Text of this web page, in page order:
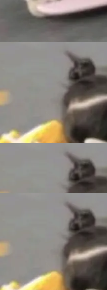
数据
相...
X300 E这
/ Z Fold8 /
布，且全
它们本该
阶段。 De
最显
com
来的。git
编辑：Delt
，...
美元
VC 分
告，Spac
逊、Alpha
相比，Spa
然而，支
不同的面
托充沛的经
Spark
话概括：
install.
规划、写
介绍，Muse
。这些后
谱校
视野。整个
控制难度
TENT。
T
非零拷贝
底层基
讯网平将
研发场景的
越的技术
化部署，
越多企业已
智能
2025年人工